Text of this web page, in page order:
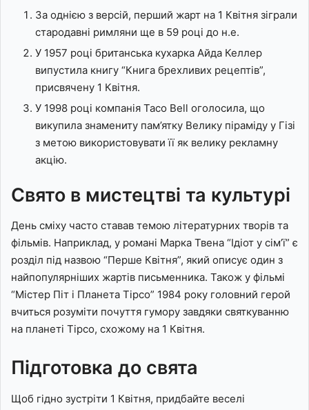
За однією з версій, перший жарт на 1 Квітня зіграли
стародавні римляни ще в 59 році до н.е.
У 1957 році британська кухарка Айда Келлер
випустила книгу “Книга брехливих рецептів”,
присвячену 1 Квітня.
У 1998 році компанія Taco Bell оголосила, що
викупила знамениту пам’ятку Велику піраміду у Гізі
з метою використовувати її як велику рекламну
акцію.
Свято в мистецтві та культурі
День сміху часто ставав темою літературних творів та
фільмів. Наприклад, у романі Марка Твена “Ідіот у сім’ї” є
розділ під назвою “Перше Квітня”, який описує один з
найпопулярніших жартів письменника. Також у фільмі
“Містер Піт і Планета Тірсо” 1984 року головний герой
вчиться розуміти почуття гумору завдяки святкуванню
на планеті Тірсо, схожому на 1 Квітня.
Підготовка до свята
Щоб гідно зустріти 1 Квітня, придбайте веселі